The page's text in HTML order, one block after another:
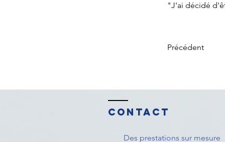
"J'ai décidé
Précédent
Contact
Des prestations sur mesure